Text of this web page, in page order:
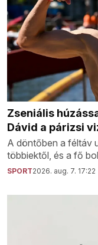
Zseniális
Dávid a párizsi
A döntőben a féltáv
többiektől, és a fő
SPORT2026. aug. 7. 17:22